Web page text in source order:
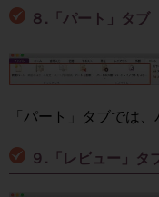
８.「パート」タブ
「パート」タブでは
９.「レビュー」タ